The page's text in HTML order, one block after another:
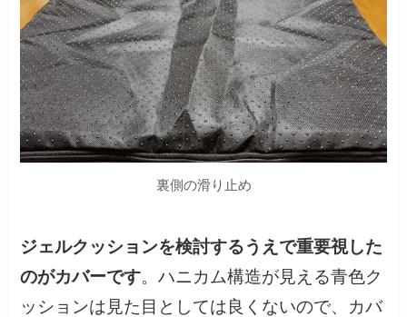
裏側の滑り止め
ジェルクッションを検討するうえで重要視した
のがカバーです。ハニカム構造が見える青色ク
ッションは見た目としては良くないので、カバ